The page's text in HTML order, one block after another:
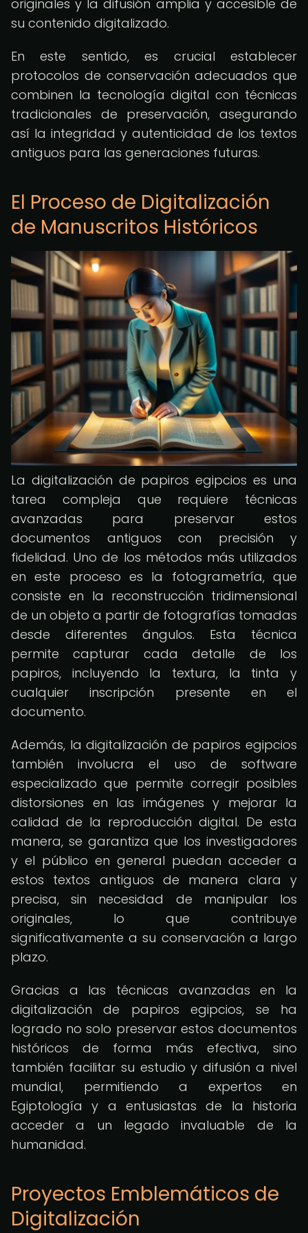
originales y la difusión amplia y accesible de
su contenido digitalizado.
En este sentido, es crucial establecer
protocolos de conservación adecuados que
combinen la tecnología digital con técnicas
tradicionales de preservación, asegurando
así la integridad y autenticidad de los textos
antiguos para las generaciones futuras.
El Proceso de Digitalización
de Manuscritos Históricos
La digitalización de papiros egipcios es una
tarea compleja que requiere técnicas
avanzadas para preservar estos
documentos antiguos con precisión y
fidelidad. Uno de los métodos más utilizados
en este proceso es la fotogrametría, que
consiste en la reconstrucción tridimensional
de un objeto a partir de fotografías tomadas
desde diferentes ángulos. Esta técnica
permite capturar cada detalle de los
papiros, incluyendo la textura, la tinta y
cualquier inscripción presente en el
documento.
Además, la digitalización de papiros egipcios
también involucra el uso de software
especializado que permite corregir posibles
distorsiones en las imágenes y mejorar la
calidad de la reproducción digital. De esta
manera, se garantiza que los investigadores
y el público en general puedan acceder a
estos textos antiguos de manera clara y
precisa, sin necesidad de manipular los
originales, lo que contribuye
significativamente a su conservación a largo
plazo.
Gracias a las técnicas avanzadas en la
digitalización de papiros egipcios, se ha
logrado no solo preservar estos documentos
históricos de forma más efectiva, sino
también facilitar su estudio y difusión a nivel
mundial, permitiendo a expertos en
Egiptología y a entusiastas de la historia
acceder a un legado invaluable de la
humanidad.
Proyectos Emblemáticos de
Digitalización